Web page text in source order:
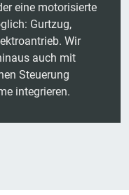
eine motorisierte
Gurtzug,
Wir
auch mit
Steuerung
integrieren.